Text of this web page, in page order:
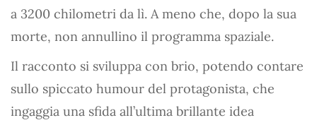
a 3200 chilometri da lì. A meno che, dopo la sua
morte, non annullino il programma spaziale.
Il racconto si sviluppa con brio, potendo contare
sullo spiccato humour del protagonista, che
ingaggia una sfida all’ultima brillante idea